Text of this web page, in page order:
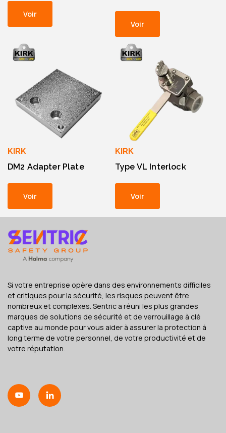
Voir
Voir
KIRK
DM2 Adapter Plate
Voir
KIRK
Type VL Interlock
Voir
Si votre entreprise opère dans des environnements difficiles
et critiques pour la sécurité, les risques peuvent être
nombreux et complexes. Sentric a réuni les plus grandes
marques de solutions de sécurité et de verrouillage à clé
captive au monde pour vous aider à assurer la protection à
long terme de votre personnel, de votre productivité et de
votre réputation.